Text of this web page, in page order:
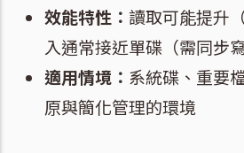
效能特性： 讀取可能提升
入通常接近單碟（需同步寫
適用情境： 系統碟、重要
原與簡化管理的環境